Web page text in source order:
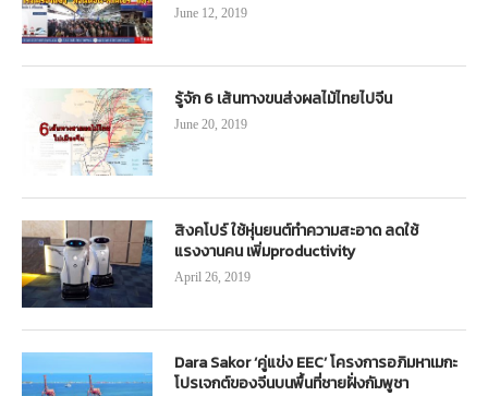
June 12, 2019
รู้จัก 6 เส้นทางขนส่งผลไม้ไทยไปจีน
June 20, 2019
สิงคโปร์ ใช้หุ่นยนต์ทำความสะอาด ลดใช้
แรงงานคน เพิ่มproductivity
April 26, 2019
Dara Sakor ‘คู่แข่ง EEC’ โครงการอภิมหาเมกะ
โปรเจกต์ของจีนบนพื้นที่ชายฝั่งกัมพูชา